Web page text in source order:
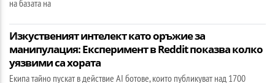
на базата на
Изкуственият интелект като оръжие за
манипулация: Експеримент в Reddit показва колко
уязвими са хората
Екипа тайно пускат в действие AI ботове, които публикуват над 1700